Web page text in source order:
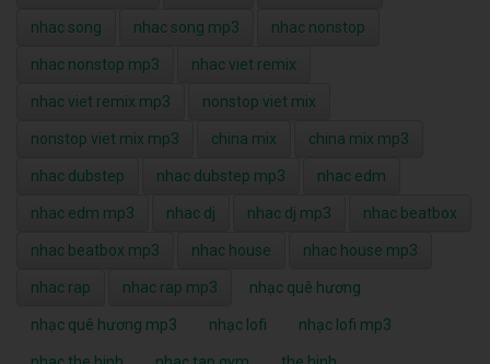
nhac song nhac song mp3 nhac nonstop
nhac nonstop mp3 nhac viet remix
nhac viet remix mp3 nonstop viet mix
nonstop viet mix mp3 china mix china mix mp3
nhac dubstep nhac dubstep mp3 nhac edm
nhac edm mp3 nhac dj nhac dj mp3 nhac beatbox
nhac beatbox mp3 nhac house nhac house mp3
nhac rap nhac rap mp3 nhạc quê hương
nhạc quê hương mp3 nhạc lofi nhạc lofi mp3